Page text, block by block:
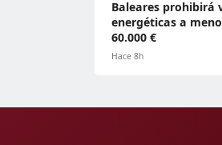
Baleares prohibirá
energéticas a
60.000 €
Hace 8h